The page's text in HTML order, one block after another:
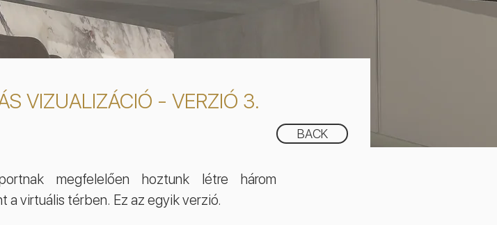
VIZUALIZÁCIÓ - VERZIÓ 3.
BACK
megfelelően hoztunk létre három
a virtuális térben. Ez az egyik verzió.